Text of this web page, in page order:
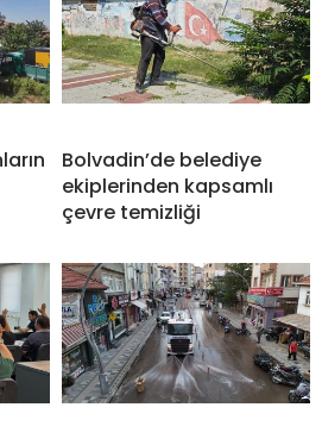
Bolvadin’de belediye
ekiplerinden kapsamlı
çevre temizliği